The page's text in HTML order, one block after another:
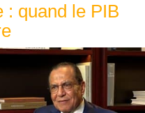
: quand le PIB